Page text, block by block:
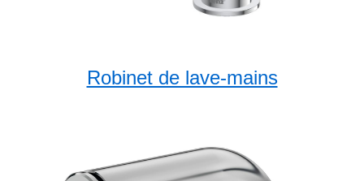
Robinet de lave-mains